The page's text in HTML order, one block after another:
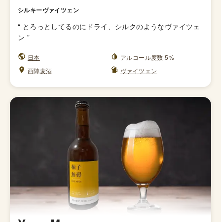
シルキーヴァイツェン
“ とろっとしてるのにドライ、シルクのようなヴァイツェ
ン ”
日本
アルコール度数 5%
西陣麦酒
ヴァイツェン